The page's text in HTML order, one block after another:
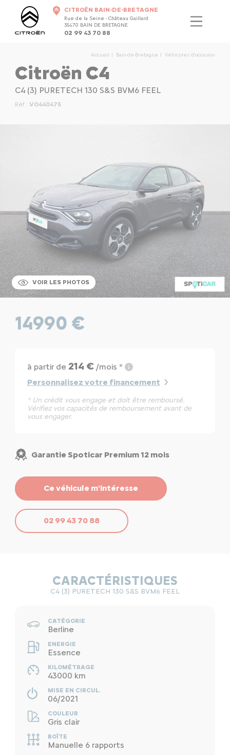
CITROËN BAIN-DE-BRETAGNE
Rue de la Seine - Château Gaillard
35470 BAIN DE BRETAGNE
02 99 43 70 88
Accueil Bain-de-Bretagne Véhicules d'occasion
Citroën C4
C4 (3) PURETECH 130 S&S BVM6 FEEL
Réf : VO440475
VOIR LES PHOTOS
14990 €
à partir de 214 €/mois *
Personnalisez votre financement
* Un crédit vous engage et doit être remboursé.
Vérifiez vos capacités de remboursement avant de
vous engager.
Garantie Spoticar Premium 12 mois
Ce véhicule m'intéresse
02 99 43 70 88
CARACTÉRISTIQUES
C4 (3) PURETECH 130 S&S BVM6 FEEL
CATÉGORIE
Berline
ENERGIE
Essence
KILOMÉTRAGE
43000 km
MISE EN CIRCUL.
06/2021
COULEUR
Gris clair
BOÎTE
Manuelle 6 rapports